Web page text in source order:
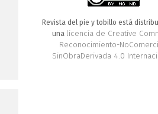
Revista del pie y tobillo está
una licencia de Creative
Reconocimiento-
SinObraDerivada 4.0